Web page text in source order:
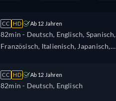
CC HD Ab 12 Jahren
82min - Deutsch, Englisch, Spanisch,
Französisch, Italienisch, Japanisch,
CC HD Ab 12 Jahren
82min - Deutsch, Englisch